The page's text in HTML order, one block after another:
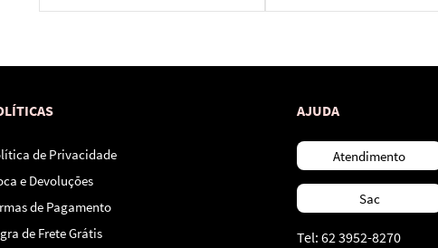
de Privacidade
e Devoluções
de Pagamento
de Frete Grátis
AJUDA
Atendimento
Sac
Tel: 62 3952-8270